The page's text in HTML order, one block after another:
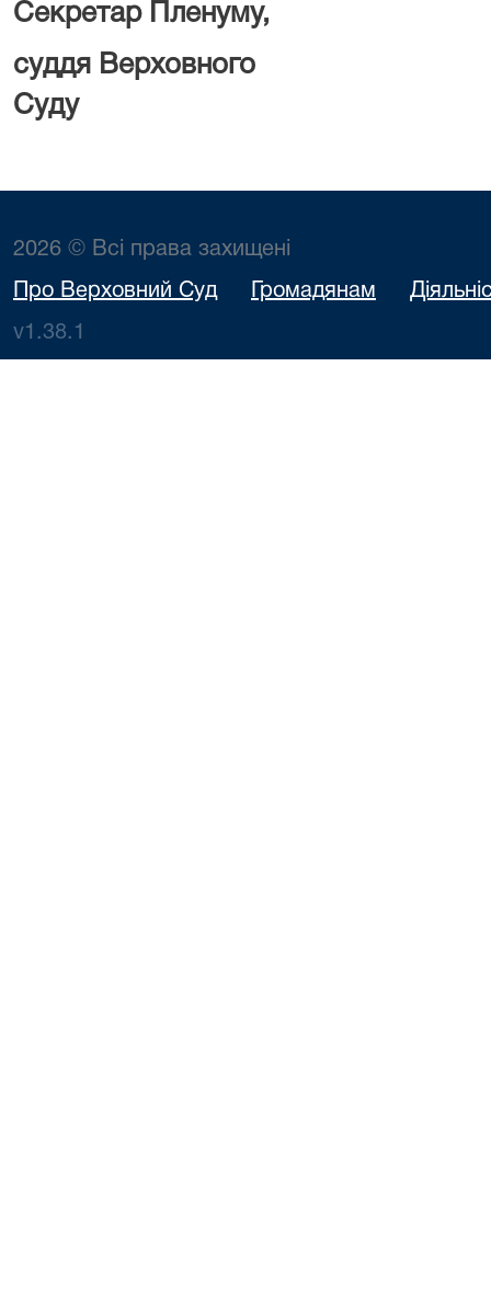
Секретар Пленуму,
суддя Верховного
Суду Д. Д.
2026 © Всі права захищені
Про Верховний Суд Громадянам
v1.38.1